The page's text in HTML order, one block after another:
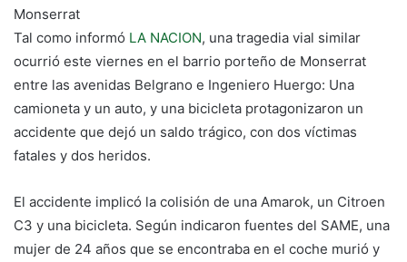
Monserrat
Tal como informó LA NACION, una tragedia vial similar
ocurrió este viernes en el barrio porteño de Monserrat
entre las avenidas Belgrano e Ingeniero Huergo: Una
camioneta y un auto, y una bicicleta protagonizaron un
accidente que dejó un saldo trágico, con dos víctimas
fatales y dos heridos.
El accidente implicó la colisión de una Amarok, un Citroen
C3 y una bicicleta. Según indicaron fuentes del SAME, una
mujer de 24 años que se encontraba en el coche murió y